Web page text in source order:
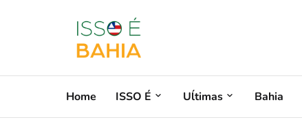
Home ISSO É Uĺtimas Bahia